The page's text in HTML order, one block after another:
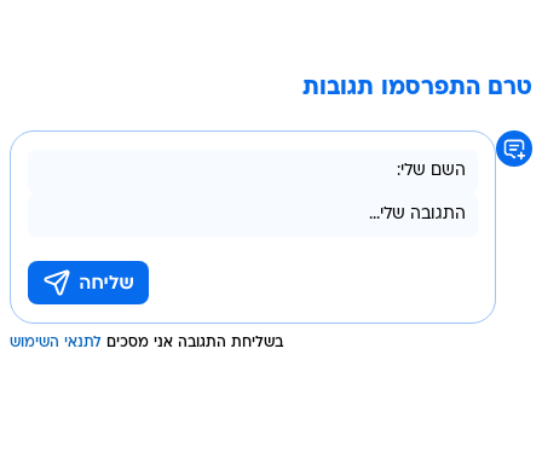
טרם התפרסמו תגובות
בשליחת התגובה אני מסכים לתנאי השימוש